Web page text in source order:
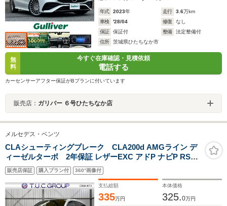
年式 2023年 走行 3.6万km
車検
'28/04 修復
なし
保証
保証付 整備
法定整備付
住所
茨城県ひたちなか市
無
料
今すぐ在庫確認・見積依頼
電話する
カーセンサーアフター保証がBプランに付いています
販売店： ガリバー ６号ひたちなか店
メルセデス・ベンツ
CLAシューティングブレーク CLA200d AMGライン デ
ィーゼルターボ 2年保証 レザーEXC アドP ナビP RSP 1
オ-ナ- サンR 革 AMGエアロ18AW MBUXナビTV HUD
360カメラ ディストロ ブラインドS レーンキープ フット
ゲート キーレスGO
販売店保証 購入プラン付 360°画像付
支払総額
335万円
本体価格
325.0万円